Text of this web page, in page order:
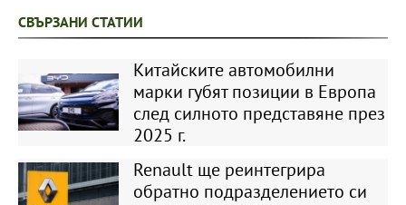
СВЪРЗАНИ СТАТИИ
Китайските автомобилни
марки губят позиции в Европа
след силното представяне през
2025 г.
Renault ще реинтегрира
обратно подразделението си